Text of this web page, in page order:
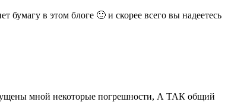
бумагу в этом блоге 🙂 и скорее всего вы надеетесь
мной некоторые погрешности, А ТАК общий